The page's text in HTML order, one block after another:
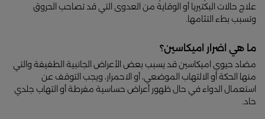
علاج حالات البكتيريا أو الوقاية من العدوى التي قد تصاحب الحروق
وتسبب بطء التئامها.
ما هي اضرار اميكاسين؟
مضاد حيوي اميكاسين قد يسبب بعض الأعراض الجانبية الطفيفة والتي
منها الحكة أو الالتهاب الموضعي، أو الاحمرار، ويجب التوقف عن
استعمال الدواء في حال ظهور أعراض حساسية مفرطة أو التهاب جلدي
حاد.